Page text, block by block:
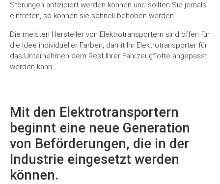
Störungen antizipiert werden können und sollten Sie jemals
eintreten, so können sie schnell behoben werden.
Die meisten Hersteller von Elektrotransportern sind offen für
die Idee individueller Farben, damit Ihr Elektrotransporter für
das Unternehmen dem Rest Ihrer Fahrzeugflotte angepasst
werden kann.
Mit den Elektrotransportern
beginnt eine neue Generation
von Beförderungen, die in der
Industrie eingesetzt werden
können.